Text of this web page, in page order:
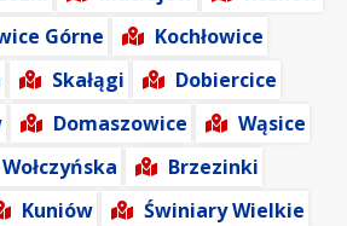
Górne
Kochłowice
Skałągi
Dobiercice
Domaszowice
Wąsice
Brzezinki
Kuniów
Świniary Wielkie